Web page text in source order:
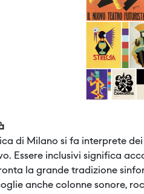
di Milano si fa interprete
Essere inclusivi significa
la grande tradizione
anche colonne sonore,